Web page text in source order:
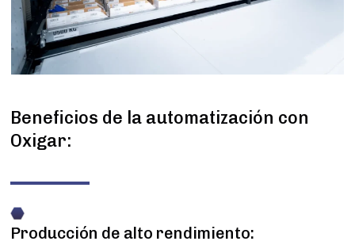
Beneficios de la automatización con
Oxigar:
Producción de alto rendimiento: